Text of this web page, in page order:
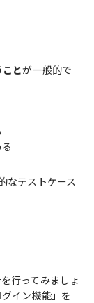
ことが一般的で
なテストケース
行ってみましょ
イン機能」を